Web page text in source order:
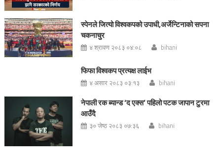
स्पेनले जित्यो विश्वकपको उपाधी,अर्जेन्टिनाको सपना
चकनाचुर
४ श्रावण २०८३ ०४:०८ bihani
फिफा विश्वकप प्रत्यक्ष लाईभ
४ असार २०८३ ०३:१३ bihani
नेपाली रक ब्यान्ड ‘द एक्स’ पहिलो पटक जापान टुरमा
आउँदै
३० जेष्ठ २०८३ ०७:३६ bihani